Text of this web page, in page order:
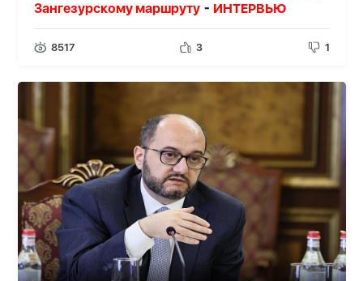
Зангезурскому маршруту- ИНТЕРВЬЮ
8517 3 1